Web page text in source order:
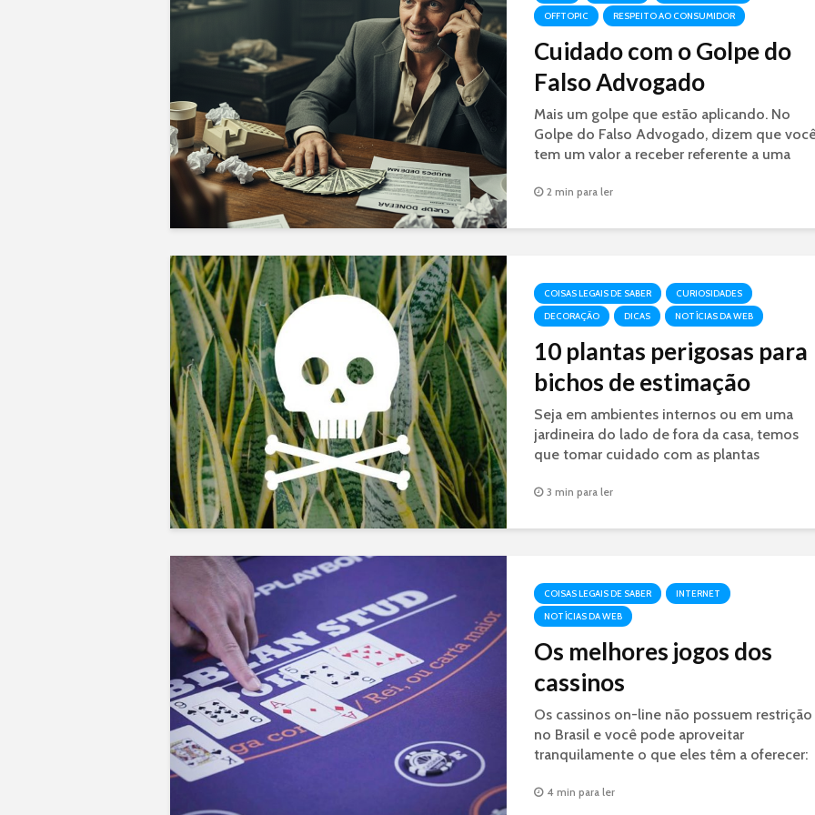
OFFTOPIC RESPEITO AO CONSUMIDOR
Cuidado com o Golpe do
Falso Advogado
Mais um golpe que estão aplicando. No
Golpe do Falso Advogado, dizem que
tem um valor a receber referente a uma
2 min para ler
COISAS LEGAIS DE SABER
CURIOSIDADES
DECORAÇÃO
DICAS NOTÍCIAS DA WEB
10 plantas perigosas para
bichos de estimação
Seja em ambientes internos ou em uma
jardineira do lado de fora da casa, temos
que tomar cuidado com as plantas
3 min para ler
COISAS LEGAIS DE SABER
INTERNET
NOTÍCIAS DA WEB
Os melhores jogos dos
cassinos
Os cassinos on-line não possuem restrição
no Brasil e você pode aproveitar
tranquilamente o que eles têm a oferecer:
4 min para ler